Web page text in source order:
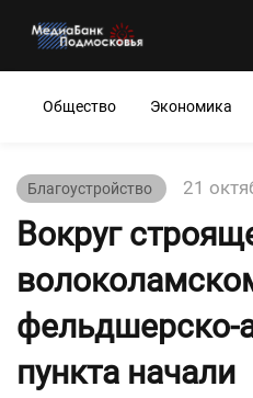
Общество Экономика
Благоустройство 21
Вокруг
фельдшерско-
пункта начали